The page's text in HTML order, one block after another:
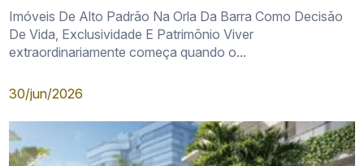
Imóveis De Alto Padrão Na Orla Da Barra Como Decisão
De Vida, Exclusividade E Patrimônio Viver
extraordinariamente começa quando o...
30/jun/2026